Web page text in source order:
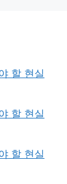
할 현실
할 현실
할 현실